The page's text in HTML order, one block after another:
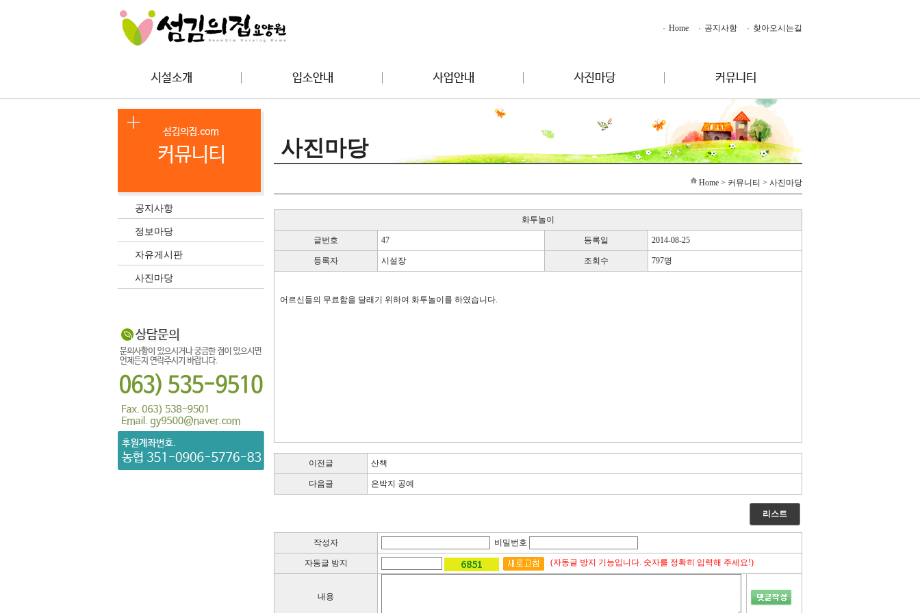
Home 공지사항 찾아오시는길
공지사항
정보마당
자유게시판
사진마당
사진마당
Home > 커뮤니티 > 사진마당
화투놀이
글번호 47 등록일 2014-08-25
등록자 시설장 조회수 797명
어르신들의 무료함을 달래기 위하여 화투놀이를 하였습니다.
이전글 산책
다음글 은박지 공예
리스트
작성자 비밀번호
자동글 방지 (자동글 방지 기능입니다. 숫자를 정확히 입력해 주세요!)
내용